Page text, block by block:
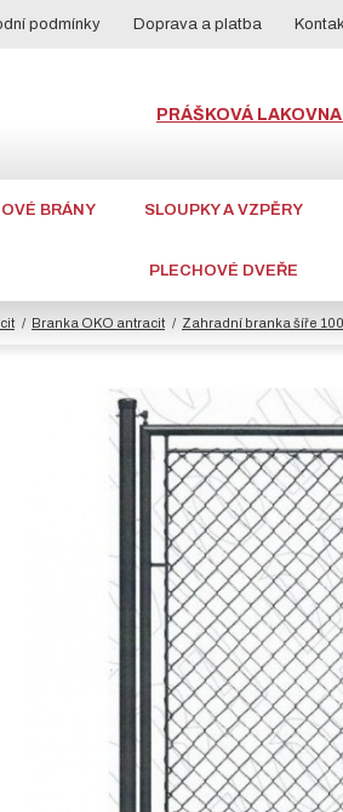
podmínky Doprava a platba
PRÁŠKOVÁ LAKOVNA
BRÁNY SLOUPKY A VZPĚRY
PLECHOVÉ DVEŘE
Branka OKO antracit Zahradní branka šíře